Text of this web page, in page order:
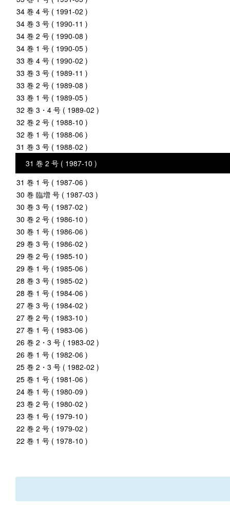
34 巻 4 号 ( 1991-02 )
34 巻 3 号 ( 1990-11 )
34 巻 2 号 ( 1990-08 )
34 巻 1 号 ( 1990-05 )
33 巻 4 号 ( 1990-02 )
33 巻 3 号 ( 1989-11 )
33 巻 2 号 ( 1989-08 )
33 巻 1 号 ( 1989-05 )
32 巻 3・4 号 ( 1989-02 )
32 巻 2 号 ( 1988-10 )
32 巻 1 号 ( 1988-06 )
31 巻 3 号 ( 1988-02 )
31 巻 2 号 ( 1987-10 )
31 巻 1 号 ( 1987-06 )
30 巻 臨増 号 ( 1987-03 )
30 巻 3 号 ( 1987-02 )
30 巻 2 号 ( 1986-10 )
30 巻 1 号 ( 1986-06 )
29 巻 3 号 ( 1986-02 )
29 巻 2 号 ( 1985-10 )
29 巻 1 号 ( 1985-06 )
28 巻 3 号 ( 1985-02 )
28 巻 1 号 ( 1984-06 )
27 巻 3 号 ( 1984-02 )
27 巻 2 号 ( 1983-10 )
27 巻 1 号 ( 1983-06 )
26 巻 2・3 号 ( 1983-02 )
26 巻 1 号 ( 1982-06 )
25 巻 2・3 号 ( 1982-02 )
25 巻 1 号 ( 1981-06 )
24 巻 1 号 ( 1980-09 )
23 巻 2 号 ( 1980-02 )
23 巻 1 号 ( 1979-10 )
22 巻 2 号 ( 1979-02 )
22 巻 1 号 ( 1978-10 )